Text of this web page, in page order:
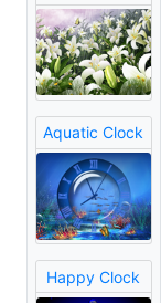
Aquatic Clock
Happy Clock